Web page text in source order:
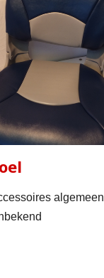
algemeen